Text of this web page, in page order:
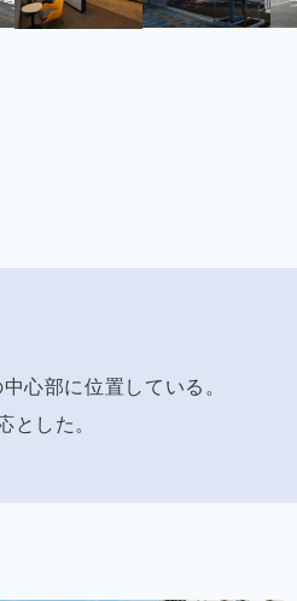
心部に位置している。
とした。